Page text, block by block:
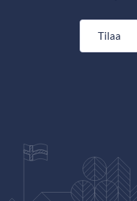
Tilaa